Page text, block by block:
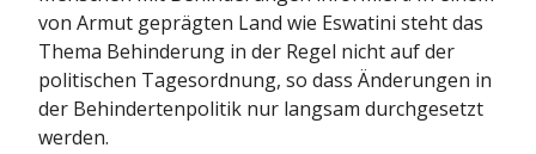
von Armut geprägten Land wie Eswatini steht das
Thema Behinderung in der Regel nicht auf der
politischen Tagesordnung, so dass Änderungen in
der Behindertenpolitik nur langsam durchgesetzt
werden.